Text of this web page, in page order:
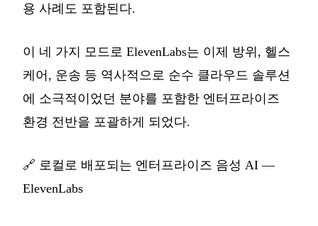
용 사례도 포함된다.
이 네 가지 모드로 ElevenLabs는 이제 방위, 헬스
케어, 운송 등 역사적으로 순수 클라우드 솔루션
에 소극적이었던 분야를 포함한 엔터프라이즈
환경 전반을 포괄하게 되었다.
🔗 로컬로 배포되는 엔터프라이즈 음성 AI —
ElevenLabs